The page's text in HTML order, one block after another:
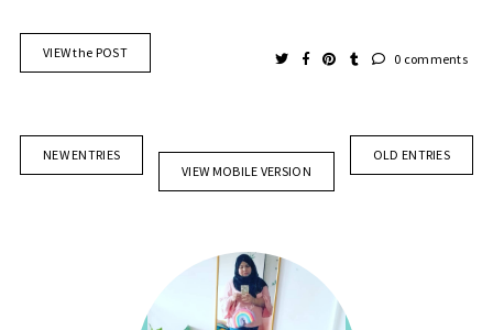
VIEW the POST 0 comments
NEW ENTRIES
OLD ENTRIES
VIEW MOBILE VERSION